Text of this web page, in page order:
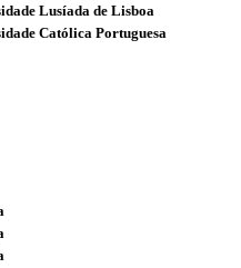
Lusíada de Lisboa
Católica Portuguesa